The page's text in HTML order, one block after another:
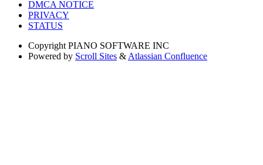
DMCA NOTICE
PRIVACY
STATUS
Copyright PIANO SOFTWARE INC
Powered by Scroll Sites & Atlassian Confluence